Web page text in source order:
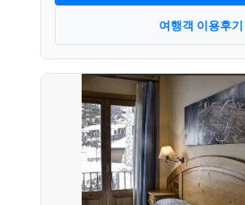
여행객 이용후기